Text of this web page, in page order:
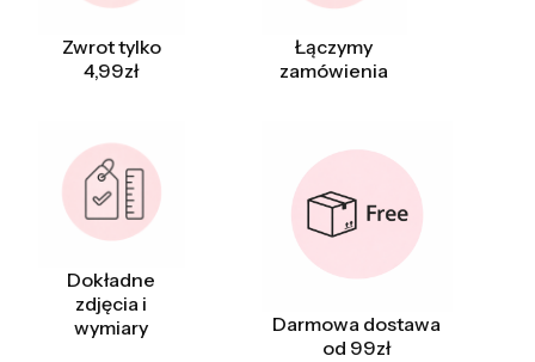
Zwrot tylko
4,99zł
Łączymy
zamówienia
Dokładne
zdjęcia i
wymiary
Darmowa dostawa
od 99zł